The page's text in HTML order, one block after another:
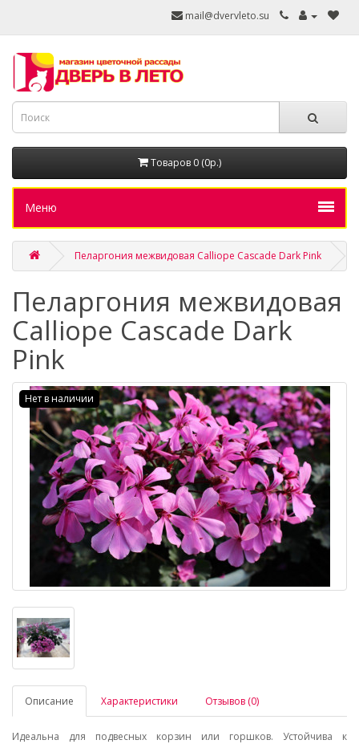
mail@dvervleto.su
Товаров 0 (0р.)
Меню
Пеларгония межвидовая Calliope Cascade Dark Pink
Пеларгония межвидовая
Calliope Cascade Dark
Pink
Нет в наличии
Описание Характеристики Отзывов (0)
Идеальна для подвесных корзин или горшков. Устойчива к